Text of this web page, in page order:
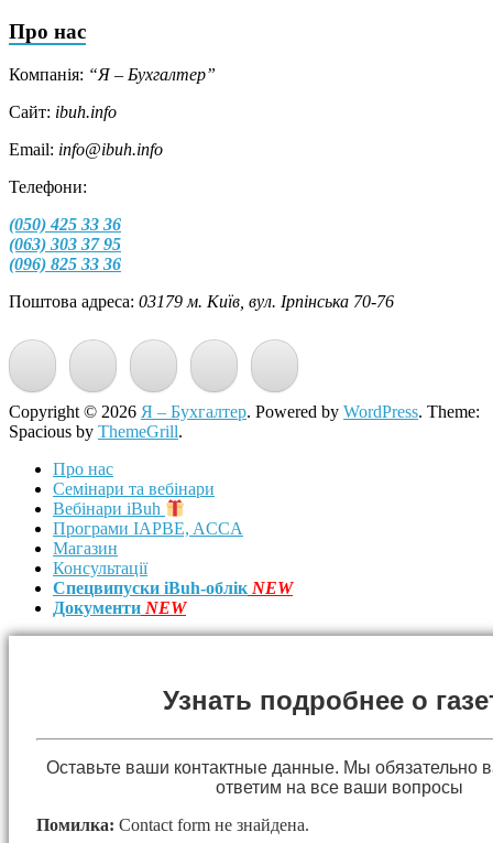
Про нас
Компанія: “Я – Бухгалтер”
Сайт: ibuh.info
Email: info@ibuh.info
Телефони:
(050) 425 33 36
(063) 303 37 95
(096) 825 33 36
Поштова адреса: 03179 м. Київ, вул. Ірпінська 70-76
Copyright © 2026 Я – Бухгалтер. Powered by WordPress. Theme:
Spacious by ThemeGrill.
Про нас
Семінари та вебінари
Вебінари iBuh
Програми IAPBE, ACCA
Магазин
Консультації
Спецвипуски iBuh-облік NEW
Документи NEW
Узнать подробнее о
Оставьте ваши контактные данные. Мы обязательно
ответим на все ваши вопросы
Помилка: Contact form не знайдена.